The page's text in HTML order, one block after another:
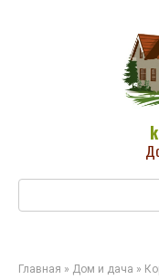
Главная » Дом и дача »